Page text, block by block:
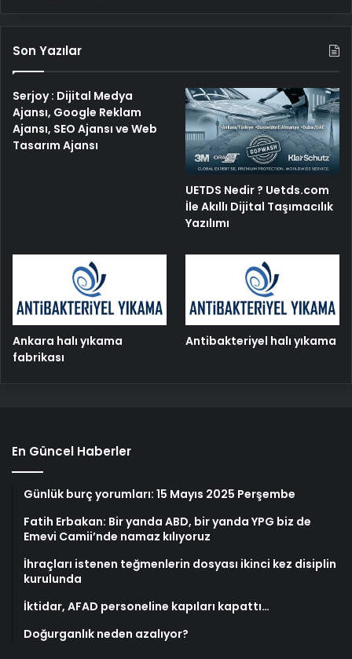
Son Yazılar
Serjoy : Dijital Medya
Ajansı, Google Reklam
Ajansı, SEO Ajansı ve Web
Tasarım Ajansı
UETDS Nedir ? Uetds.com
İle Akıllı Dijital Taşımacılık
Yazılımı
Ankara halı yıkama
fabrikası
Antibakteriyel halı yıkama
En Güncel Haberler
Günlük burç yorumları: 15 Mayıs 2025 Perşembe
Fatih Erbakan: Bir yanda ABD, bir yanda YPG biz de
Emevi Camii’nde namaz kılıyoruz
İhraçları istenen teğmenlerin dosyası ikinci kez disiplin
kurulunda
İktidar, AFAD personeline kapıları kapattı…
Doğurganlık neden azalıyor?